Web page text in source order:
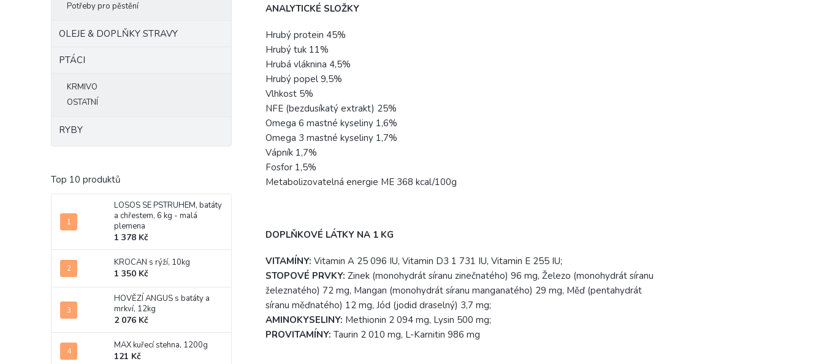
Potřeby pro pěstění
OLEJE & DOPLŇKY STRAVY
PTÁCI
KRMIVO
OSTATNÍ
RYBY
Top 10 produktů
LOSOS SE PSTRUHEM, batáty
a chřestem, 6 kg - malá
plemena
1 378 Kč
KROCAN s rýží, 10kg
1 350 Kč
HOVĚZÍ ANGUS s batáty a
mrkví, 12kg
2 076 Kč
MAX kuřecí stehna, 1200g
121 Kč
ANALYTICKÉ SLOŽKY
Hrubý protein 45%
Hrubý tuk 11%
Hrubá vláknina 4,5%
Hrubý popel 9,5%
Vlhkost 5%
NFE (bezdusíkatý extrakt) 25%
Omega 6 mastné kyseliny 1,6%
Omega 3 mastné kyseliny 1,7%
Vápník 1,7%
Fosfor 1,5%
Metabolizovatelná energie ME 368 kcal/100g
DOPLŇKOVÉ LÁTKY NA 1 KG
VITAMÍNY: Vitamin A 25 096 IU, Vitamin D3 1 731 IU, Vitamin E 255 IU;
STOPOVÉ PRVKY: Zinek (monohydrát síranu zinečnatého) 96 mg, Železo (monohydrát síranu
železnatého) 72 mg, Mangan (monohydrát síranu manganatého) 29 mg, Měď (pentahydrát
síranu měďnatého) 12 mg, Jód (jodid draselný) 3,7 mg;
AMINOKYSELINY: Methionin 2 094 mg, Lysin 500 mg;
PROVITAMÍNY: Taurin 2 010 mg, L-Karnitin 986 mg